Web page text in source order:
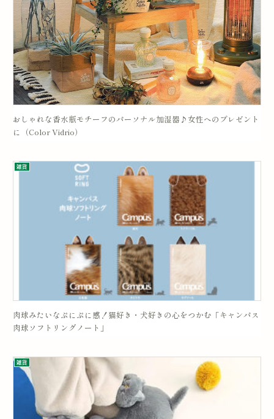
おしゃれな香水瓶モチーフのパーソナル加湿器♪女性へのプレゼント
に（Color Vidrio）
雑貨
肉球みたいなぷにぷに感！猫好き・犬好きの心をつかむ「キャンパス
肉球ソフトリングノート」
雑貨